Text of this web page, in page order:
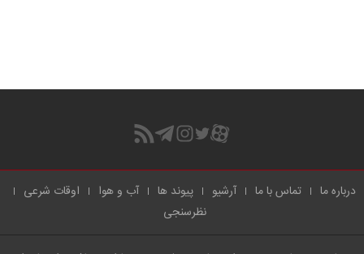
درباره ما تماس با ما آرشیو پیوند ها آب و هوا
اوقات شرعی
نظرسنجی